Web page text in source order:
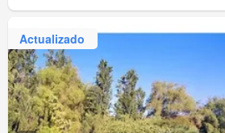
Actualizado